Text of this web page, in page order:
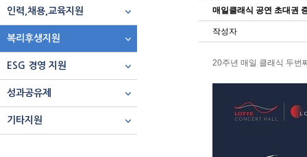
인력,채용,교육지원
복리후생지원
ESG 경영 지원
성과공유제
기타지원
매일클래식 공연 초대권
작성자
20주년 매일 클래식 두번